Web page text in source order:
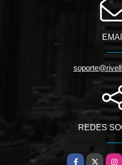
REDES
Facebook
X